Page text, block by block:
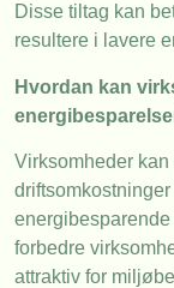
Disse tiltag kan
resultere i lavere
Hvordan kan
Virksomheder
forbedre
attraktiv for